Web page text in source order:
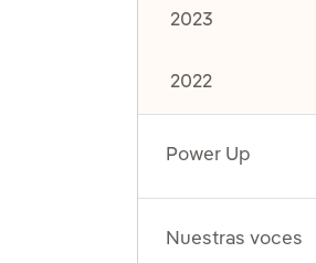
2023
2022
Power Up
Nuestras voces